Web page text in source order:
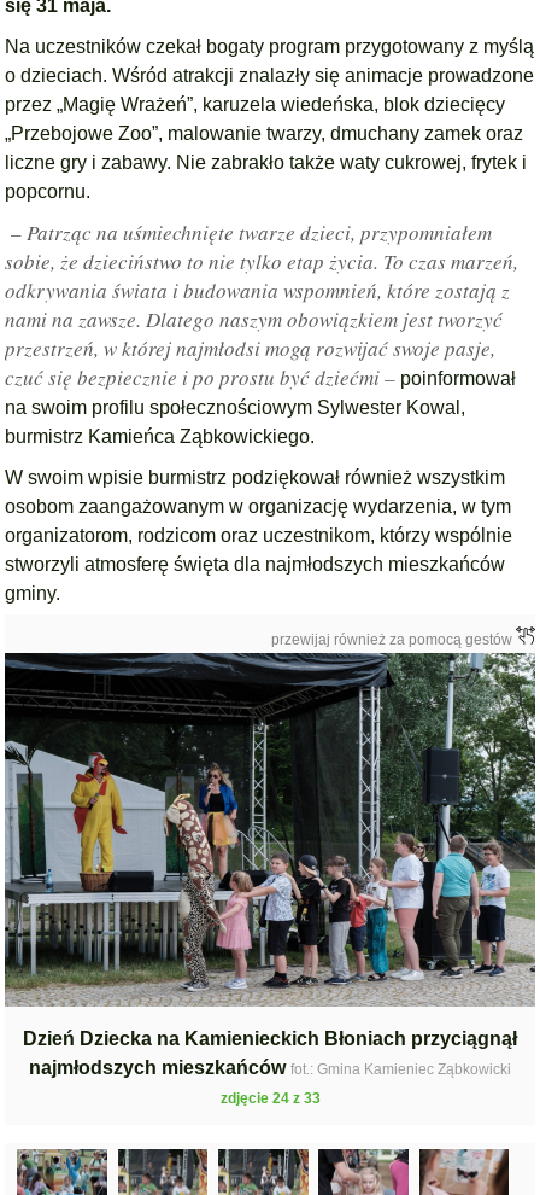
się 31 maja.
Na uczestników czekał bogaty program przygotowany z myślą
o dzieciach. Wśród atrakcji znalazły się animacje prowadzone
przez „Magię Wrażeń”, karuzela wiedeńska, blok dziecięcy
„Przebojowe Zoo”, malowanie twarzy, dmuchany zamek oraz
liczne gry i zabawy. Nie zabrakło także waty cukrowej, frytek i
popcornu.
– Patrząc na uśmiechnięte twarze dzieci, przypomniałem
sobie, że dzieciństwo to nie tylko etap życia. To czas marzeń,
odkrywania świata i budowania wspomnień, które zostają z
nami na zawsze. Dlatego naszym obowiązkiem jest tworzyć
przestrzeń, w której najmłodsi mogą rozwijać swoje pasje,
czuć się bezpiecznie i po prostu być dziećmi – poinformował
na swoim profilu społecznościowym Sylwester Kowal,
burmistrz Kamieńca Ząbkowickiego.
W swoim wpisie burmistrz podziękował również wszystkim
osobom zaangażowanym w organizację wydarzenia, w tym
organizatorom, rodzicom oraz uczestnikom, którzy wspólnie
stworzyli atmosferę święta dla najmłodszych mieszkańców
gminy.
przewijaj również za pomocą gestów
Dzień Dziecka na Kamienieckich Błoniach przyciągnął
najmłodszych mieszkańców fot.: Gmina Kamieniec Ząbkowicki
zdjęcie 24 z 33